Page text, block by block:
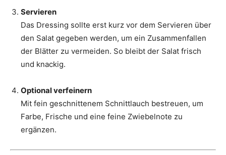
Servieren
Das Dressing sollte erst kurz vor dem Servieren über
den Salat gegeben werden, um ein Zusammenfallen
der Blätter zu vermeiden. So bleibt der Salat frisch
und knackig.
Optional verfeinern
Mit fein geschnittenem Schnittlauch bestreuen, um
Farbe, Frische und eine feine Zwiebelnote zu
ergänzen.